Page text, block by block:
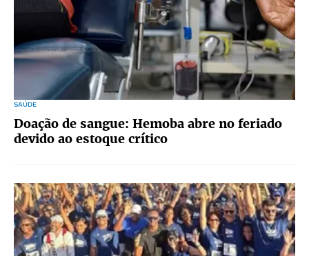
SAÚDE
Doação de sangue: Hemoba abre no feriado
devido ao estoque crítico